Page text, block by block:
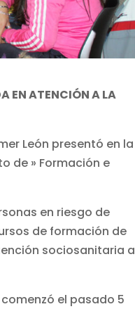
EN ATENCIÓN A LA
León presentó en la
de » Formación e
en riesgo de
de formación de
sociosanitaria a
el pasado 5